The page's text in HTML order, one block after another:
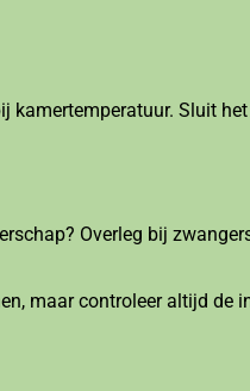
kamertemperatuur. Sluit
Overleg bij
maar controleer altijd de